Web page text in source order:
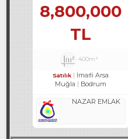
8,800,000
TL
400m²
Satılık
İmarli Arsa
Muğla
Bodrum
NAZAR EMLAK